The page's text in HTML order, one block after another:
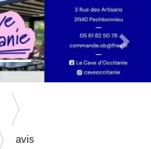
Next
avis